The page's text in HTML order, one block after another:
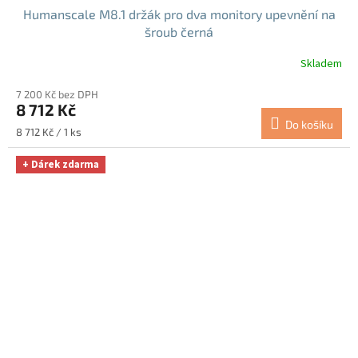
Humanscale M8.1 držák pro dva monitory upevnění na
šroub černá
Skladem
7 200 Kč bez DPH
8 712 Kč
Měrná
cena:
8 712 Kč / 1 ks
Do košíku
+ Dárek zdarma